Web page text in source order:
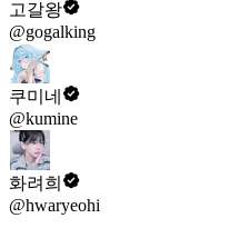
고갈왕
@gogalking
쿠미네
@kumine
화려희
@hwaryeohi